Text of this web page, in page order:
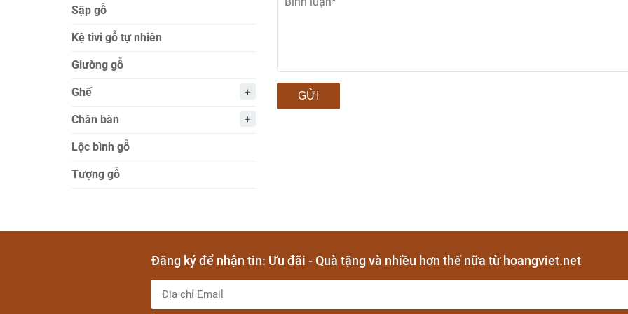
GỬI
Sập gỗ
Kệ tivi gỗ tự nhiên
Giường gỗ
Ghế
Chân bàn
Lộc bình gỗ
Tượng gỗ
Đăng ký để nhận tin: Ưu đãi - Quà tặng và nhiều hơn thế nữa từ hoangviet.net